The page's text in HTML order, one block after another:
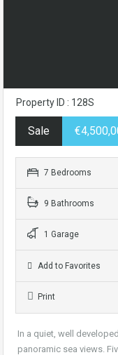
Property ID : 128S
Sale
7 Bedrooms
9 Bathrooms
1 Garage
Add to Favorites
Print
In a quiet, well
panoramic sea views.